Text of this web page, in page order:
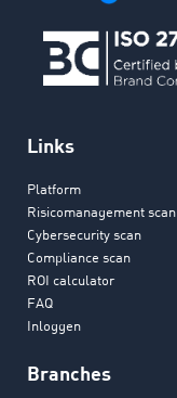
Links
Platform
Risicomanagement scan
Cybersecurity scan
Compliance scan
ROI calculator
FAQ
Inloggen
Branches